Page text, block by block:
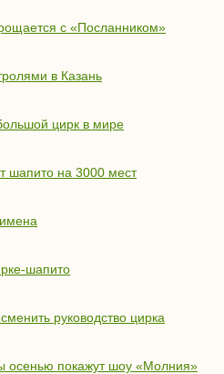
с «Посланником»
в Казань
цирк в мире
шапито на 3000 мест
шапито
руководство цирка
осенью покажут шоу «Молния»